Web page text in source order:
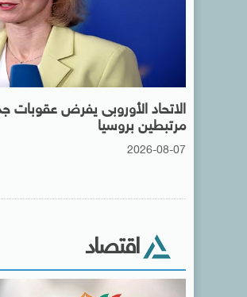
مرتبطين بروسيا
2026-08-07
اقتصاد